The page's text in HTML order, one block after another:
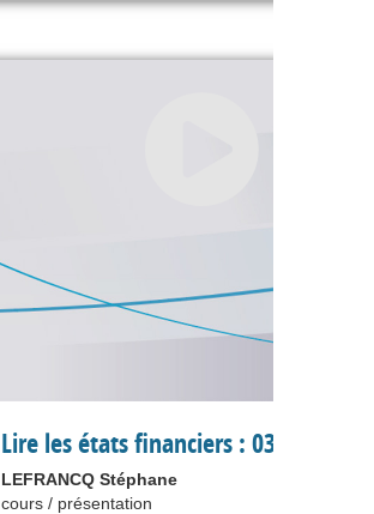
Lire les états financiers : 03 bilan
LEFRANCQ Stéphane
cours / présentation